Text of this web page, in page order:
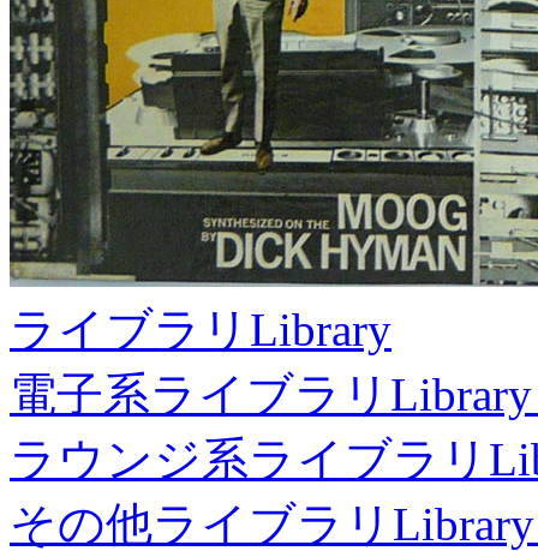
ライブラリ Library
電子系ライブラリ
ラウンジ系ライブラリ
その他ライブラリ